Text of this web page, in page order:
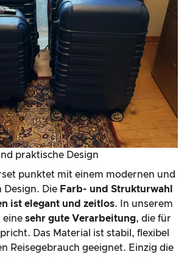
praktische Design
punktet mit einem modernen und
Design. Die Farb- und Strukturwahl
ist elegant und zeitlos. In unserem
eine sehr gute Verarbeitung, die für
Das Material ist stabil, flexibel
Reisegebrauch geeignet. Einzig die